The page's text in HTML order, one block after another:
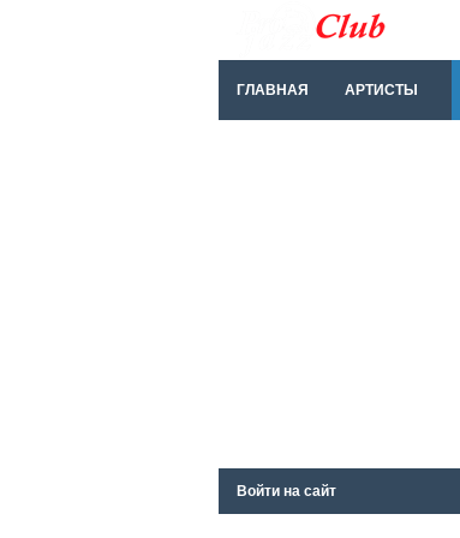
ГЛАВНАЯ АРТИСТЫ
Войти на сайт